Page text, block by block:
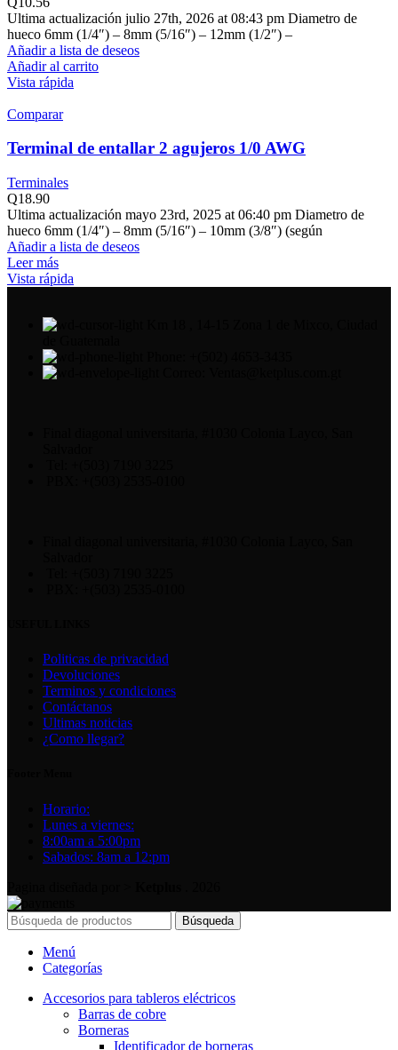
Ultima actualización julio 27th, 2026 at 08:43 pm Diametro de
hueco 6mm (1/4″) – 8mm (5/16″) – 12mm (1/2″) –
Añadir a lista de deseos
Añadir al carrito
Vista rápida
Comparar
Terminal de entallar 2 agujeros 1/0 AWG
Terminales
Q18.90
Ultima actualización mayo 23rd, 2025 at 06:40 pm Diametro de
hueco 6mm (1/4″) – 8mm (5/16″) – 10mm (3/8″) (según
Añadir a lista de deseos
Leer más
Vista rápida
Politicas de privacidad
Devoluciones
Terminos y condiciones
Contáctanos
Ultimas noticias
¿Como llegar?
Horario:
Lunes a viernes:
8:00am a 5:00pm
Sabados: 8am a 12:pm
Búsqueda
Menú
Categorías
Accesorios para tableros eléctricos
Barras de cobre
Borneras
Identificador de borneras